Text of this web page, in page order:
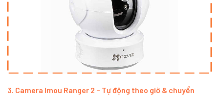
3. Camera Imou Ranger 2 – Tự động theo giờ & chuyển